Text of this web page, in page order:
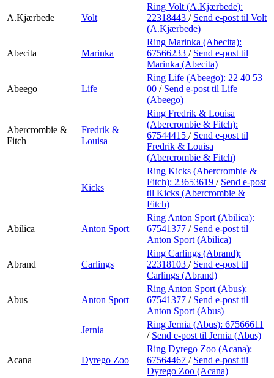
Min Shopping-app
A.Kjærbede Volt
Ring Volt (A.Kjærbede):
22318443 / Send e-post til Volt
(A.Kjærbede)
Abecita Marinka
Ring Marinka (Abecita):
67566233 / Send e-post til
Marinka (Abecita)
Abeego Life
Ring Life (Abeego): 22 40 53
00 / Send e-post til Life
(Abeego)
Abercrombie &
Fitch
Fredrik &
Louisa
Ring Fredrik & Louisa
(Abercrombie & Fitch):
67544415 / Send e-post til
Fredrik & Louisa
(Abercrombie & Fitch)
Kicks
Ring Kicks (Abercrombie &
Fitch): 23653619 / Send e-post
til Kicks (Abercrombie &
Fitch)
Abilica Anton Sport
Ring Anton Sport (Abilica):
67541377 / Send e-post til
Anton Sport (Abilica)
Abrand Carlings
Ring Carlings (Abrand):
22318103 / Send e-post til
Carlings (Abrand)
Abus Anton Sport
Ring Anton Sport (Abus):
67541377 / Send e-post til
Anton Sport (Abus)
Jernia
Ring Jernia (Abus): 67566611
/ Send e-post til Jernia (Abus)
Acana Dyrego Zoo
Ring Dyrego Zoo (Acana):
67564467 / Send e-post til
Dyrego Zoo (Acana)